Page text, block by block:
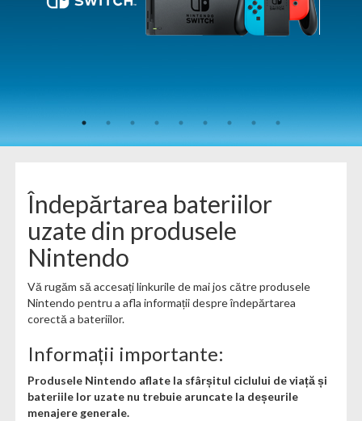
Îndepărtarea bateriilor
uzate din produsele
Nintendo
Vă rugăm să accesați linkurile de mai jos către produsele
Nintendo pentru a afla informații despre îndepărtarea
corectă a bateriilor.
Informații importante:
Produsele Nintendo aflate la sfârșitul ciclului de viață și
bateriile lor uzate nu trebuie aruncate la deșeurile
menajere generale.